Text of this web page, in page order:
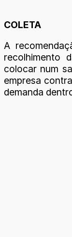
COLETA
A
recolhimento
colocar num
empresa
demanda